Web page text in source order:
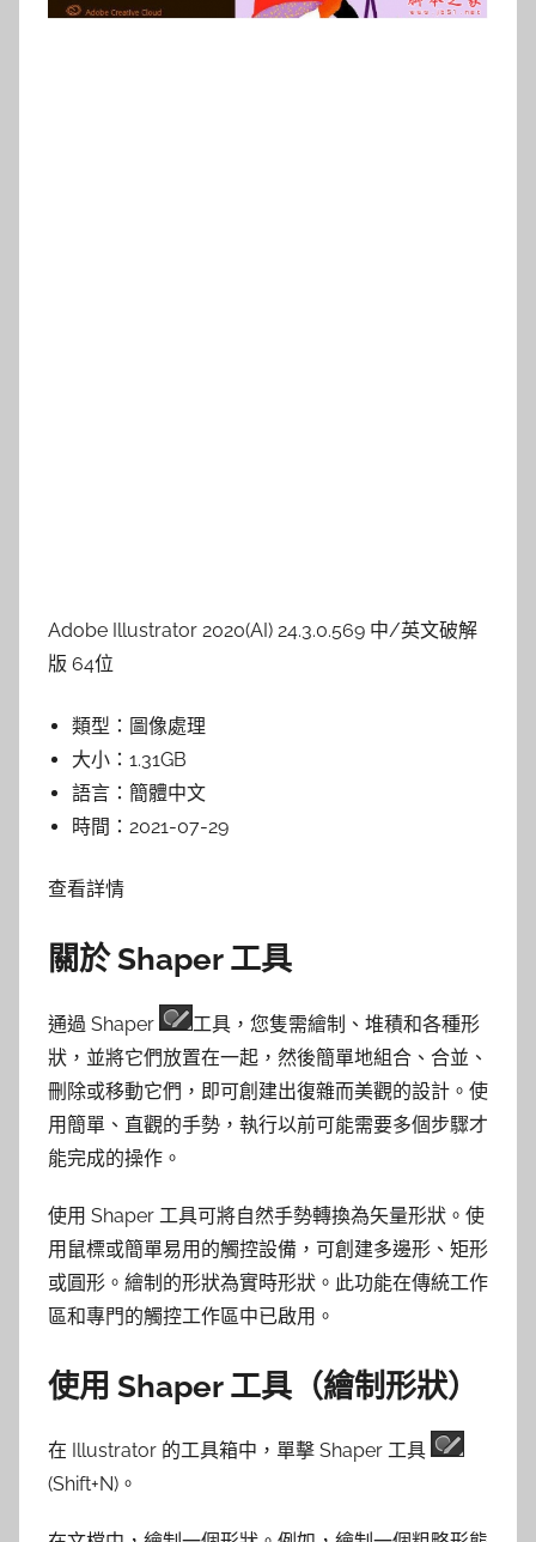
Adobe Illustrator 2020(AI) 24.3.0.569 中/英文破解
版 64位
類型： 圖像處理
大小： 1.31GB
語言： 簡體中文
時間： 2021-07-29
查看詳情
關於 Shaper 工具
通過 Shaper
工具，您隻需繪制、堆積和各種形
狀，並將它們放置在一起，然後簡單地組合、合並、
刪除或移動它們，即可創建出復雜而美觀的設計。使
用簡單、直觀的手勢，執行以前可能需要多個步驟才
能完成的操作。
使用 Shaper 工具可將自然手勢轉換為矢量形狀。使
用鼠標或簡單易用的觸控設備，可創建多邊形、矩形
或圓形。繪制的形狀為實時形狀。此功能在傳統工作
區和專門的觸控工作區中已啟用。
使用 Shaper 工具（繪制形狀）
在 Illustrator 的工具箱中，單擊 Shaper 工具
(Shift+N)。